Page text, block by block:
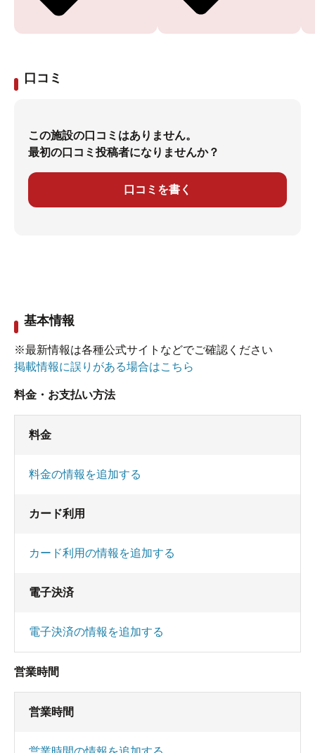
口コミ
この施設の口コミはありません。
最初の口コミ投稿者になりませんか？
口コミを書く
基本情報
※最新情報は各種公式サイトなどでご確認ください
掲載情報に誤りがある場合はこちら
料金・お支払い方法
料金
料金の情報を追加する
カード利用
カード利用の情報を追加する
電子決済
電子決済の情報を追加する
営業時間
営業時間